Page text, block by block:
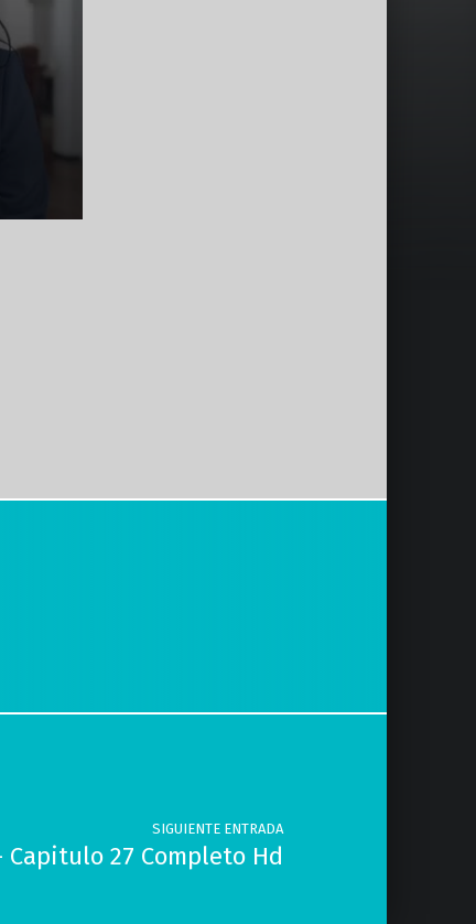
SIGUIENTE ENTRADA
Capitulo 27 Completo Hd